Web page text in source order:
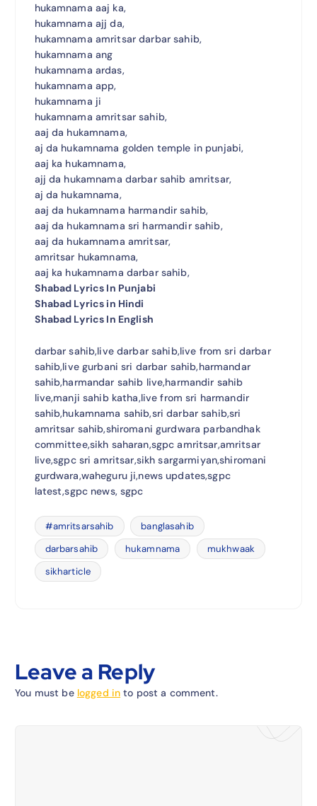
hukamnama aaj ka,
hukamnama ajj da,
hukamnama amritsar darbar sahib,
hukamnama ang
hukamnama ardas,
hukamnama app,
hukamnama ji
hukamnama amritsar sahib,
aaj da hukamnama,
aj da hukamnama golden temple in punjabi,
aaj ka hukamnama,
ajj da hukamnama darbar sahib amritsar,
aj da hukamnama,
aaj da hukamnama harmandir sahib,
aaj da hukamnama sri harmandir sahib,
aaj da hukamnama amritsar,
amritsar hukamnama,
aaj ka hukamnama darbar sahib,
Shabad Lyrics In Punjabi
Shabad Lyrics in Hindi
Shabad Lyrics In English
darbar sahib,live darbar sahib,live from sri darbar
sahib,live gurbani sri darbar sahib,harmandar
sahib,harmandar sahib live,harmandir sahib
live,manji sahib katha,live from sri harmandir
sahib,hukamnama sahib,sri darbar sahib,sri
amritsar sahib,shiromani gurdwara parbandhak
committee,sikh saharan,sgpc amritsar,amritsar
live,sgpc sri amritsar,sikh sargarmiyan,shiromani
gurdwara,waheguru ji,news updates,sgpc
latest,sgpc news, sgpc
#amritsarsahib
banglasahib
darbarsahib
hukamnama
mukhwaak
sikharticle
Leave a Reply
You must be logged in to post a comment.